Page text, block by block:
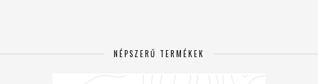
NÉPSZERŰ TERMÉKEK